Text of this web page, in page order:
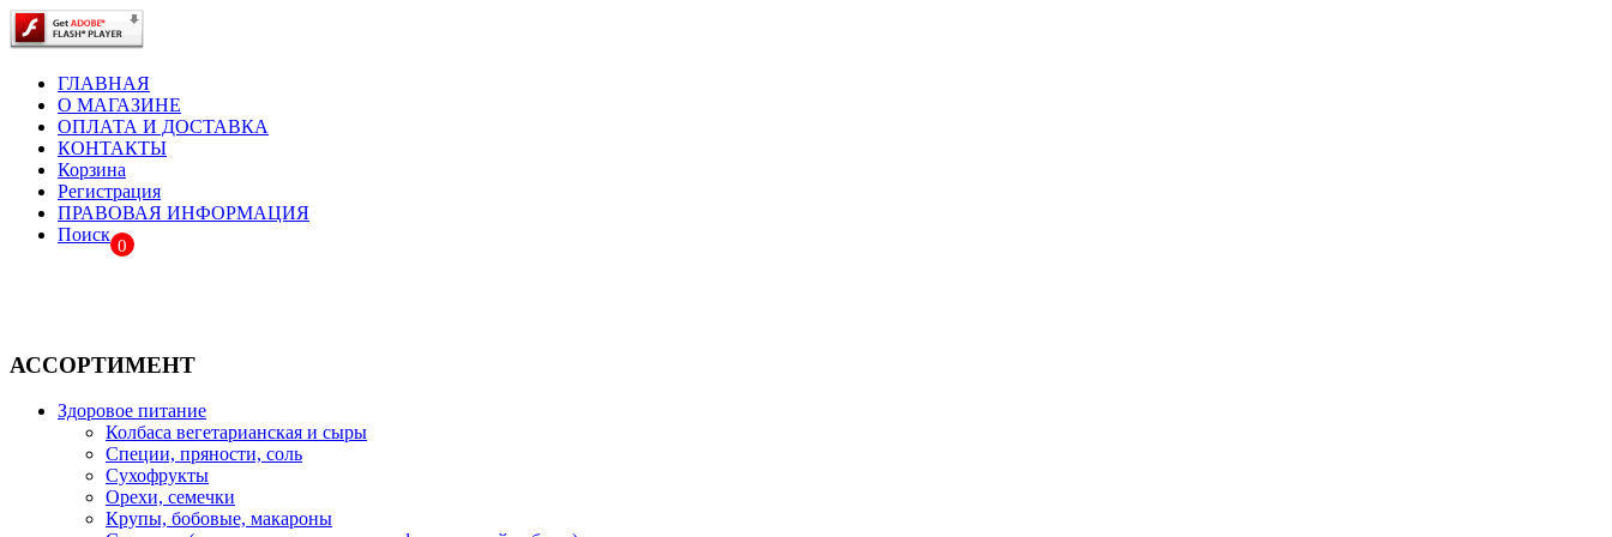
ГЛАВНАЯ
О МАГАЗИНЕ
ОПЛАТА И ДОСТАВКА
КОНТАКТЫ
Корзина
Регистрация
ПРАВОВАЯ ИНФОРМАЦИЯ
Поиск
0
АССОРТИМЕНТ
Здоровое питание
Колбаса вегетарианская и сыры
Специи, пряности, соль
Сухофрукты
Орехи, семечки
Крупы, бобовые, макароны